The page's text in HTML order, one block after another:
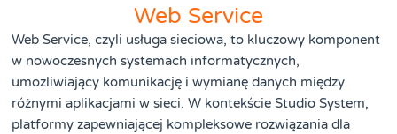
Web Service
Web Service, czyli usługa sieciowa, to kluczowy komponent
w nowoczesnych systemach informatycznych,
umożliwiający komunikację i wymianę danych między
różnymi aplikacjami w sieci. W kontekście Studio System,
platformy zapewniającej kompleksowe rozwiązania dla